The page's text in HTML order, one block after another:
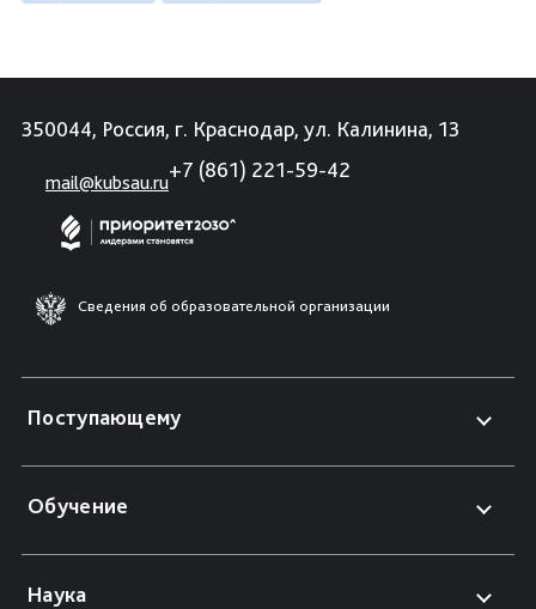
350044, Россия, г. Краснодар, ул. Калинина, 13
mail@kubsau.ru
+7 (861) 221-59-42
Сведения об образовательной организации
Поступающему
Обучение
Наука